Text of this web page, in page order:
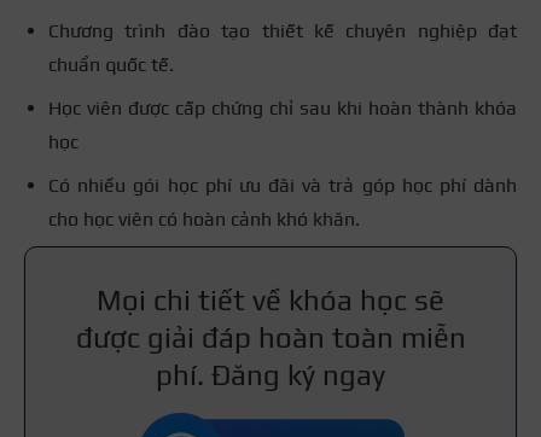
Chương trình đào tạo thiết kế chuyên nghiệp đạt
chuẩn quốc tế.
Học viên được cấp chứng chỉ sau khi hoàn thành khóa
học
Có nhiều gói học phí ưu đãi và trả góp học phí dành
cho học viên có hoàn cảnh khó khăn.
Mọi chi tiết về khóa học sẽ
được giải đáp hoàn toàn miễn
phí. Đăng ký ngay